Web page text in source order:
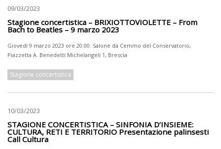
09/03/2023
Stagione concertistica – BRIXIOTTOVIOLETTE – From
Bach to Beatles – 9 marzo 2023
Giovedì 9 marzo 2023 ore 20.00. Salone da Cemmo del Conservatorio,
Piazzetta A. Benedetti Michelangeli 1, Brescia
Stagione concertistica
10/03/2023
STAGIONE CONCERTISTICA – SINFONIA D’INSIEME:
CULTURA, RETI E TERRITORIO Presentazione palinsesti
Call Cultura